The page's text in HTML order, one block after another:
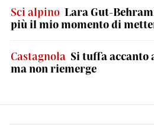
Sci alpino Lara Gut-
più il mio momento di
Castagnola Si tuffa accanto
ma non riemerge